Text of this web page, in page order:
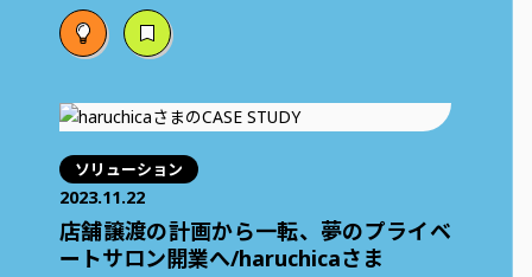
ソリューション
2023.11.22
店舗譲渡の計画から一転、夢のプライベ
ートサロン開業へ/haruchicaさま